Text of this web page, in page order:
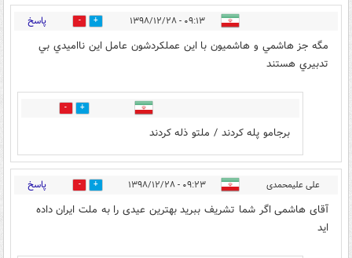
۰۹:۱۳ - ۱۳۹۸/۱۲/۲۸ 28 پاسخ
مگه جز هاشمي و هاشميون با اين عملكردشون عامل اين نااميدي بي
تدبيري هستند
15
برجامو پله کردند / ملتو ذله کردند
علی علیمحمدی ۰۹:۲۳ - ۱۳۹۸/۱۲/۲۸ 38 پاسخ
آقای هاشمی اگر شما تشریف ببرید بهترین عیدی را به ملت ایران داده
اید